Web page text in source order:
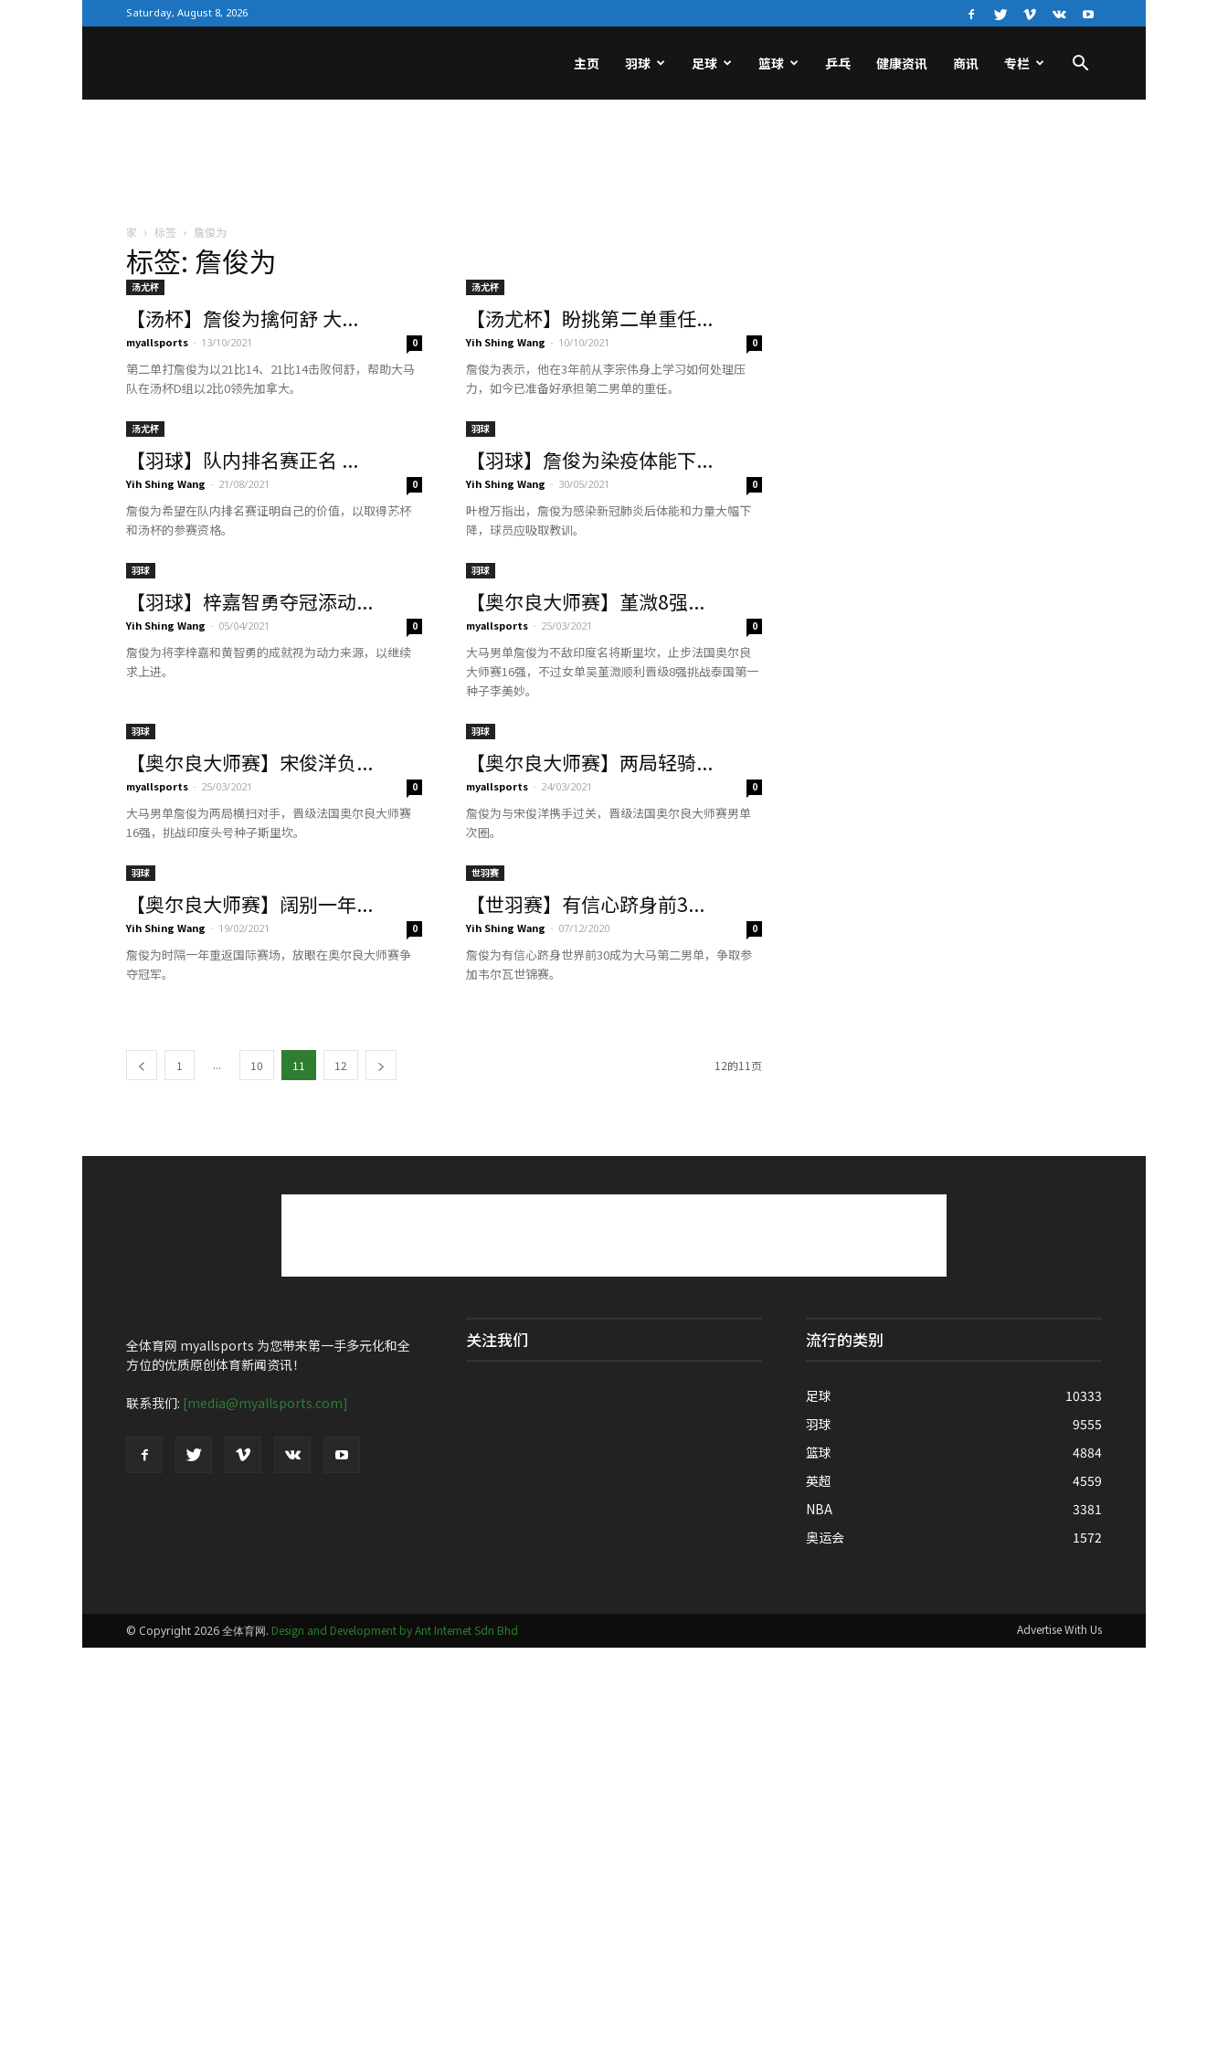
Saturday, August 8, 2026
网
主页 羽球 足球 篮球 乒乓 健康资讯 商讯 专栏
家 标签 詹俊为
标签: 詹俊为
汤尤杯
【汤杯】詹俊为擒何舒 大...
myallsports - 13/10/2021 0
第二单打詹俊为以21比14、21比14击败何舒，帮助大马
队在汤杯D组以2比0领先加拿大。
汤尤杯
【汤尤杯】盼挑第二单重任...
Yih Shing Wang - 10/10/2021 0
詹俊为表示，他在3年前从李宗伟身上学习如何处理压
力，如今已准备好承担第二男单的重任。
汤尤杯
【羽球】队内排名赛正名 ...
Yih Shing Wang - 21/08/2021 0
詹俊为希望在队内排名赛证明自己的价值，以取得苏杯
和汤杯的参赛资格。
羽球
【羽球】詹俊为染疫体能下...
Yih Shing Wang - 30/05/2021 0
叶橙万指出，詹俊为感染新冠肺炎后体能和力量大幅下
降，球员应吸取教训。
羽球
【羽球】梓嘉智勇夺冠添动...
Yih Shing Wang - 05/04/2021 0
詹俊为将李梓嘉和黄智勇的成就视为动力来源，以继续
求上进。
羽球
【奥尔良大师赛】堇溦8强...
myallsports - 25/03/2021 0
大马男单詹俊为不敌印度名将斯里坎，止步法国奥尔良
大师赛16强，不过女单吴堇溦顺利晋级8强挑战泰国第一
种子李美妙。
羽球
【奥尔良大师赛】宋俊洋负...
myallsports - 25/03/2021 0
大马男单詹俊为两局横扫对手，晋级法国奥尔良大师赛
16强，挑战印度头号种子斯里坎。
羽球
【奥尔良大师赛】两局轻骑...
myallsports - 24/03/2021 0
詹俊为与宋俊洋携手过关，晋级法国奥尔良大师赛男单
次圈。
羽球
【奥尔良大师赛】阔别一年...
Yih Shing Wang - 19/02/2021 0
詹俊为时隔一年重返国际赛场，放眼在奥尔良大师赛争
夺冠军。
世羽赛
【世羽赛】有信心跻身前3...
Yih Shing Wang - 07/12/2020 0
詹俊为有信心跻身世界前30成为大马第二男单，争取参
加韦尔瓦世锦赛。
1 ... 10 11 12 12的11页
全体育网 myallsports 为您带来第一手多元化和全
方位的优质原创体育新闻资讯！
联系我们: [media@myallsports.com]
关注我们 流行的类别
足球
10333
羽球
9555
篮球
4884
英超
4559
NBA
3381
奥运会
1572
Advertise With Us
© Copyright 2026 全体育网. Design and Development by Ant Internet Sdn Bhd